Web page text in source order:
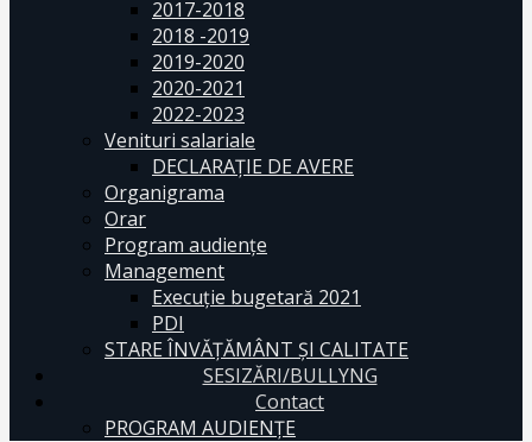
2017-2018
2018 -2019
2019-2020
2020-2021
2022-2023
Venituri salariale
DECLARAŢIE DE AVERE
Organigrama
Orar
Program audiențe
Management
Execuţie bugetară 2021
PDI
STARE ÎNVĂȚĂMÂNT ȘI CALITATE
SESIZĂRI/BULLYNG
Contact
PROGRAM AUDIENŢE